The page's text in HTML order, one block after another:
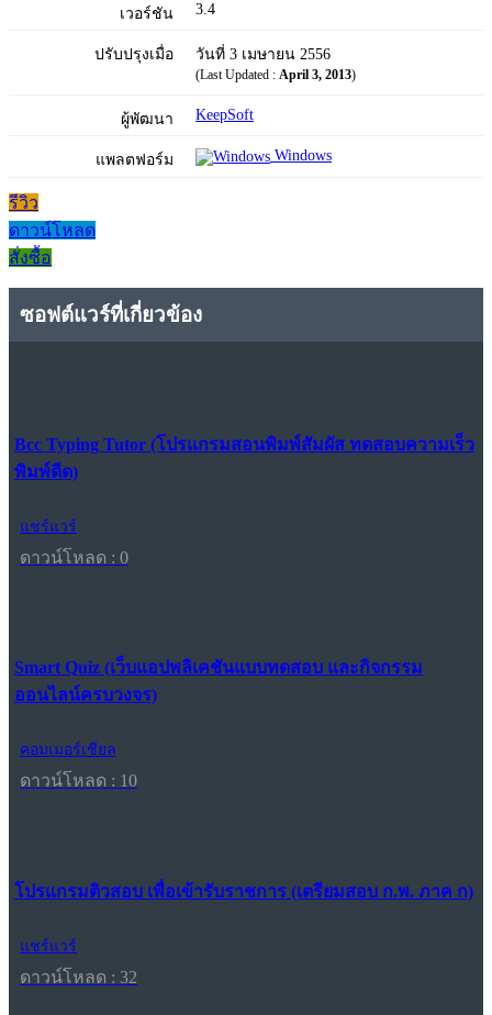
เวอร์ชัน 3.4
ปรับปรุงเมื่อ วันที่ 3 เมษายน 2556
(Last Updated : April 3, 2013)
ผู้พัฒนา KeepSoft
แพลตฟอร์ม Windows
รีวิว
ดาวน์โหลด
สั่งซื้อ
ซอฟต์แวร์ที่เกี่ยวข้อง
Bcc Typing Tutor (โปรแกรมสอนพิมพ์สัมผัส ทดสอบความเร็ว
พิมพ์ดีด)
แชร์แวร์
ดาวน์โหลด : 0
Smart Quiz (เว็บแอปพลิเคชันแบบทดสอบ และกิจกรรม
ออนไลน์ครบวงจร)
คอมเมอร์เชียล
ดาวน์โหลด : 10
โปรแกรมติวสอบ เพื่อเข้ารับราชการ (เตรียมสอบ ก.พ. ภาค ก)
แชร์แวร์
ดาวน์โหลด : 32